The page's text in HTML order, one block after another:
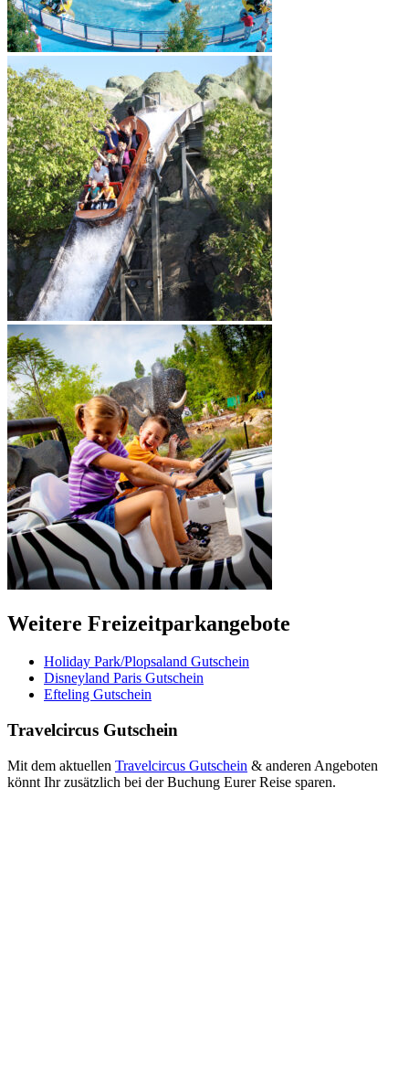
Weitere Freizeitparkangebote
Holiday Park/Plopsaland Gutschein
Disneyland Paris Gutschein
Efteling Gutschein
Travelcircus Gutschein
Mit dem aktuellen Travelcircus Gutschein & anderen Angeboten
könnt Ihr zusätzlich bei der Buchung Eurer Reise sparen.